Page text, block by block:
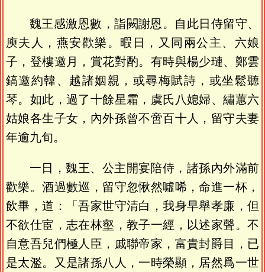
魏王感激恩數，詣闕謝恩。自此日侍留守、
庾夫人，燕安歡樂。暇日，又同兩公主、六娘
子，登樓邀月，賞花對酌。有時與楊少璉、鄭雲
鎬邀約韓、越諸姻親，或尋梅賦詩，或坐鬆聽
琴。如此，過了十餘星霜，虞氏八媳婦、繡蕙六
姑娘各生子女，內外孫曾不啻百十人，留守夫妻
年逾九旬。
一日，魏王、公主開宴陪侍，諸孫內外滿前
歡樂。酒過數巡，留守忽愀然噓唏，命進一杯，
飲畢，道：「吾家世守清白，我身早舉孝廉，但
不欲仕宦，志在林壑，教子一經，以述家聲。不
自意吾兒們極人臣，戚聯帝家，富貴封爵目，已
是太濫。又是諸孫八人，一時榮顯，居然爲一世